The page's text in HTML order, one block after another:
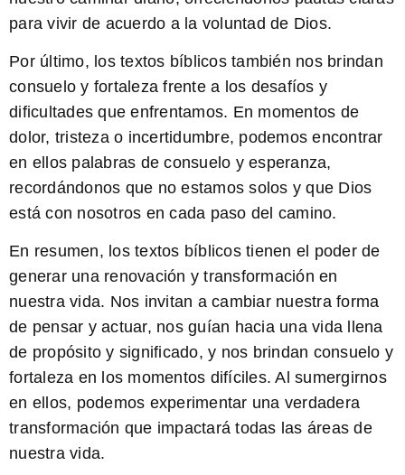
para vivir de acuerdo a la voluntad de Dios.
Por último, los textos bíblicos también nos brindan
consuelo y fortaleza frente a los desafíos y
dificultades que enfrentamos. En momentos de
dolor, tristeza o incertidumbre, podemos encontrar
en ellos palabras de consuelo y esperanza,
recordándonos que no estamos solos y que Dios
está con nosotros en cada paso del camino.
En resumen, los textos bíblicos tienen el poder de
generar una renovación y transformación en
nuestra vida. Nos invitan a cambiar nuestra forma
de pensar y actuar, nos guían hacia una vida llena
de propósito y significado, y nos brindan consuelo y
fortaleza en los momentos difíciles. Al sumergirnos
en ellos, podemos experimentar una verdadera
transformación que impactará todas las áreas de
nuestra vida.